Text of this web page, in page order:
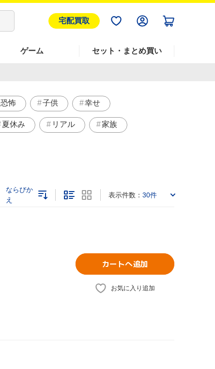
宅配買取
ゲーム セット・まとめ買い
恐怖 子供 幸せ
夏休み リアル 家族
ならびか
え
表示件数： 30件
カートへ追加
お気に入り追加